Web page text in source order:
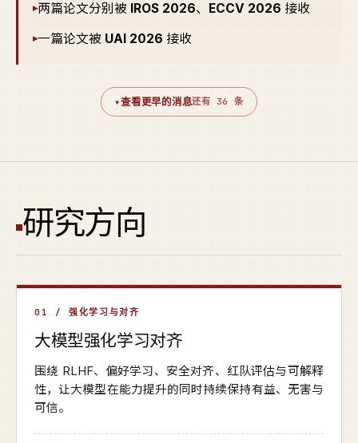
▸两篇论文分别被 IROS 2026、 ECCV 2026 接收
▸一篇论文被 UAI 2026 接收
▾查看更早的消息还有 36 条
研究方向
01 / 强化学习与对齐
大模型强化学习对齐
围绕 RLHF、偏好学习、安全对齐、红队评估与可解释
性，让大模型在能力提升的同时持续保持有益、无害与
可信。